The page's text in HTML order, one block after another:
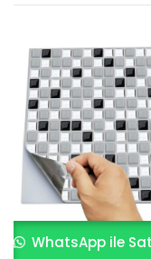
WhatsApp ile